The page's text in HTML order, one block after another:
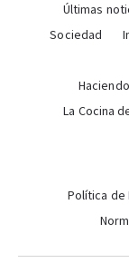
Últimas
Sociedad
La Cocina
Política de